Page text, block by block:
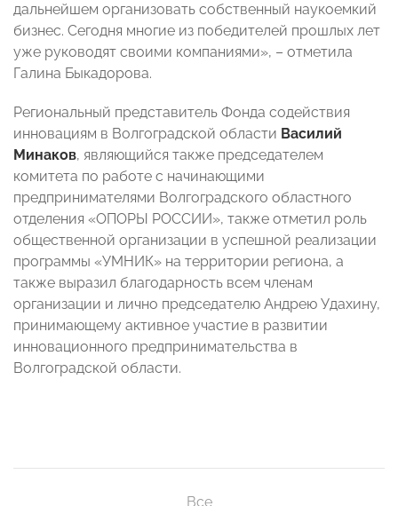
дальнейшем организовать собственный наукоемкий
бизнес. Сегодня многие из победителей прошлых лет
уже руководят своими компаниями», – отметила
Галина Быкадорова.
Региональный представитель Фонда содействия
инновациям в Волгоградской области Василий
Минаков, являющийся также председателем
комитета по работе с начинающими
предпринимателями Волгоградского областного
отделения «ОПОРЫ РОССИИ», также отметил роль
общественной организации в успешной реализации
программы «УМНИК» на территории региона, а
также выразил благодарность всем членам
организации и лично председателю Андрею Удахину,
принимающему активное участие в развитии
инновационного предпринимательства в
Волгоградской области.
Все